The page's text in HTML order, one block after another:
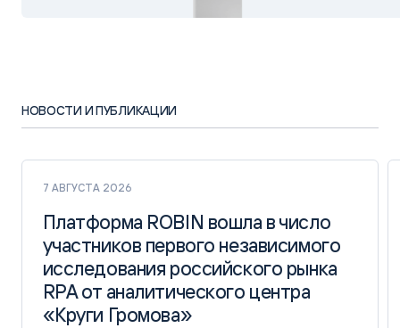
НОВОСТИ И ПУБЛИКАЦИИ
7 АВГУСТА 2026
Платформа ROBIN вошла в число
участников первого независимого
исследования российского рынка
RPA от аналитического центра
«Круги Громова»
Платформа ROBIN вошла в число
участников первого независимого
исследования российского рынка
RPA от аналитического центра
«Круги Громова»